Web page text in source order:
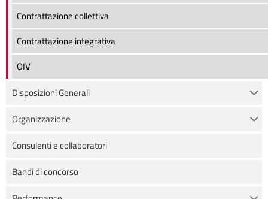
Contrattazione collettiva
Contrattazione integrativa
OIV
Disposizioni Generali
Organizzazione
Consulenti e collaboratori
Bandi di concorso